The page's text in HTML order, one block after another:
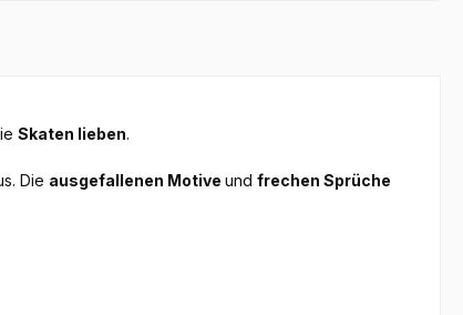
Skaten lieben.
Die ausgefallenen Motive und frechen Sprüche